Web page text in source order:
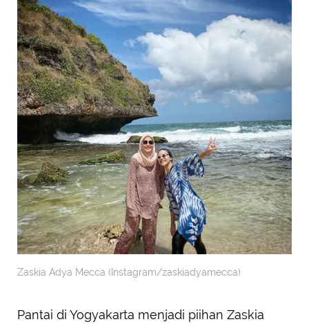
Zaskia Adya Mecca (Instagram/zaskiadyamecca)
Pantai di Yogyakarta menjadi piihan Zaskia